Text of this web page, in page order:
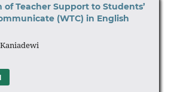
Teacher Support to Students’
(WTC) in English